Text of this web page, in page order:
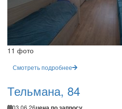
11 фото
Смотреть подробнее
Тельмана, 84